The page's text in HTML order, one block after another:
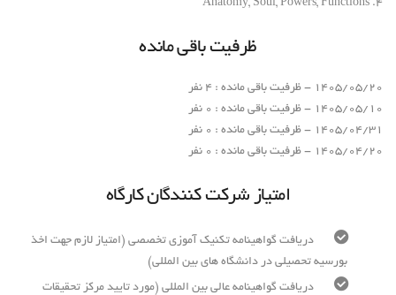
4. Anatomy, Soul, Powers, Functions
ظرفیت باقی مانده
1405/05/20 - ظرفیت باقی مانده : 4 نفر
1405/05/10 - ظرفیت باقی مانده : 0 نفر
1405/04/31 - ظرفیت باقی مانده : 0 نفر
1405/04/20 - ظرفیت باقی مانده : 0 نفر
امتیاز شرکت کنندگان کارگاه
دریافت گواهینامه تکنیک آموزی تخصصی (امتیاز لازم جهت اخذ
بورسیه تحصیلی در دانشگاه های بین المللی)
دریافت گواهینامه عالی بین المللی (مورد تایید مرکز تحقیقات